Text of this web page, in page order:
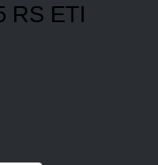
RS ETI